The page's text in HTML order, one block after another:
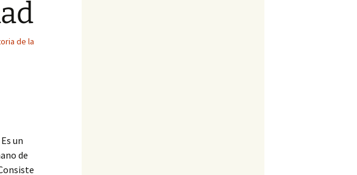
de la
Es un
de